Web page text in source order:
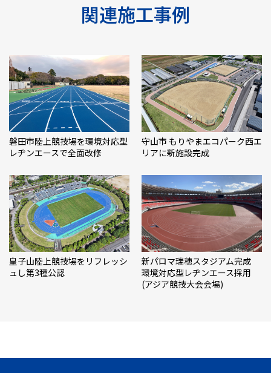
関連施工事例
磐田市陸上競技場を環境対応型
レヂンエースで全面改修
守山市 もりやまエコパーク西エ
リアに新施設完成
皇子山陸上競技場をリフレッシ
ュし第3種公認
新パロマ瑞穂スタジアム完成
環境対応型レヂンエース採用
(アジア競技大会会場)